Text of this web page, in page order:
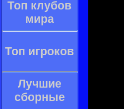
Топ клубов
мира
Топ игроков
Лучшие
сборные